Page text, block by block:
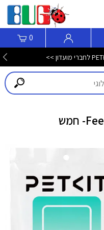
0
סופח לחות Feeder Desiccant- חמש